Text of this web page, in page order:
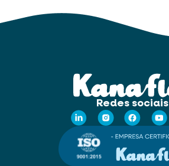
Redes sociais